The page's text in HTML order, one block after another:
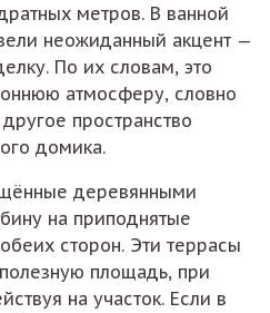
метров. В ванной
неожиданный акцент —
По их словам, это
атмосферу, словно
пространство
домика.
деревянными
на приподнятые
сторон. Эти террасы
площадь, при
на участок. Если в